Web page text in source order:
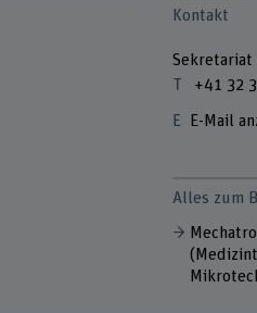
Kontakt
Sekretariat
+41 32
E-Mail
Alles zum